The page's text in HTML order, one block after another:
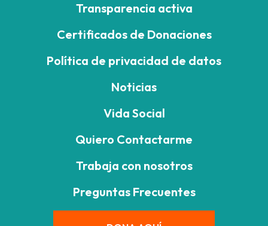
Transparencia activa
Certificados de Donaciones
Política de privacidad de datos
Noticias
Vida Social
Quiero Contactarme
Trabaja con nosotros
Preguntas Frecuentes